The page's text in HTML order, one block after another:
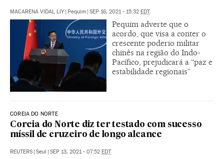
MACARENA VIDAL LIY Pequim SEP 16, 2021 - 15:32 EDT
Pequim adverte que o
acordo, que visa a conter o
crescente poderio militar
chinês na região do Indo-
Pacífico, prejudicará a “paz e
estabilidade regionais”
COREIA DO NORTE
Coreia do Norte diz ter testado com sucesso
míssil de cruzeiro de longo alcance
REUTERS Seul SEP 13, 2021 - 07:52 EDT